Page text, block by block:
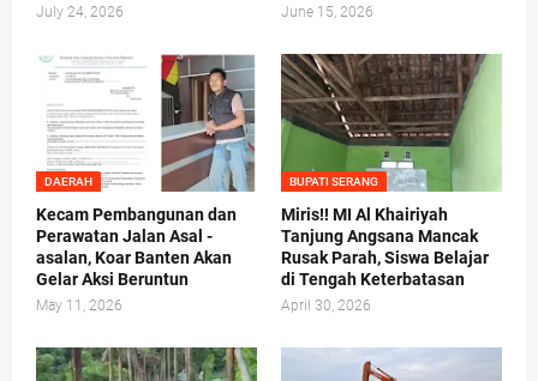
July 24, 2026 June 15, 2026
DAERAH
Kecam Pembangunan dan
Perawatan Jalan Asal -
asalan, Koar Banten Akan
Gelar Aksi Beruntun
May 11, 2026
BUPATI SERANG
Miris!! MI Al Khairiyah
Tanjung Angsana Mancak
Rusak Parah, Siswa Belajar
di Tengah Keterbatasan
April 30, 2026